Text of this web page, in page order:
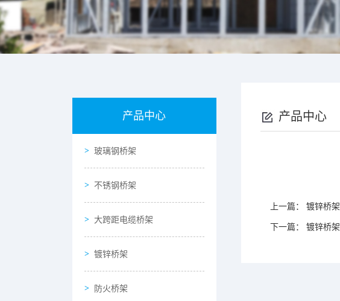
产品中心
玻璃钢桥架
不锈钢桥架
大跨距电缆桥架
镀锌桥架
防火桥架
产品中心
上一篇： 镀锌桥架
下一篇： 镀锌桥架